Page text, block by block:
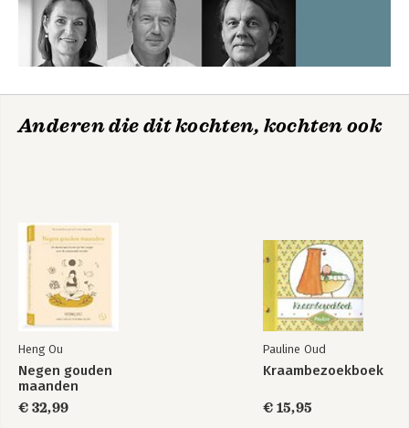
Anderen die dit kochten, kochten ook
Heng Ou
Negen gouden
maanden
€ 32,99
Pauline Oud
Kraambezoekboek
€ 15,95